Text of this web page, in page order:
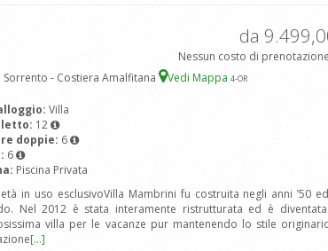
da
Nessun costo di prenotazione
Sorrento - Costiera Amalfitana Vedi Mappa 4-OR
Villa
letto: 12
doppie: 6
6
Piscina Privata
in uso esclusivoVilla Mambrini fu costruita negli anni ’50
Nel 2012 è stata interamente ristrutturata ed è
villa per le vacanze pur mantenendo lo stile
[...]